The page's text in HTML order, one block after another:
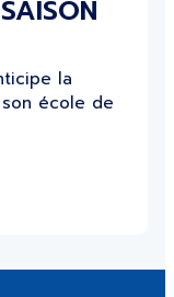
la
école de